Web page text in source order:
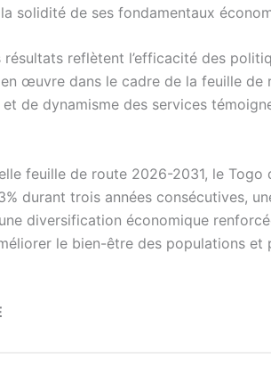
solidité de ses fondamentaux
résultats reflètent l’efficacité des
œuvre dans le cadre de la feuille
de dynamisme des services
feuille de route 2026-2031, le
durant trois années consécutives,
diversification économique
le bien-être des populations